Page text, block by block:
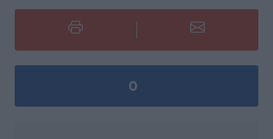
0